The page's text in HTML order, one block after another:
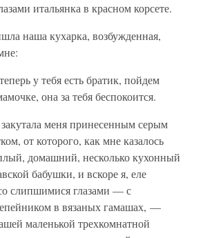
итальянка в красном корсете.
наша кухарка, возбужденная,
у тебя есть братик, пойдем
она за тебя беспокоится.
меня принесенным серым
от которого, как мне казалось
домашний, несколько кухонный
бабушки, и вскоре я, еле
слипшимися глазами — с
в вязаных гамашах, —
маленькой трехкомнатной